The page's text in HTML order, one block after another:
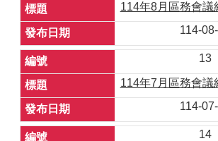
114年8月區務會議
114-
13
114年7月區務會議
114-
14